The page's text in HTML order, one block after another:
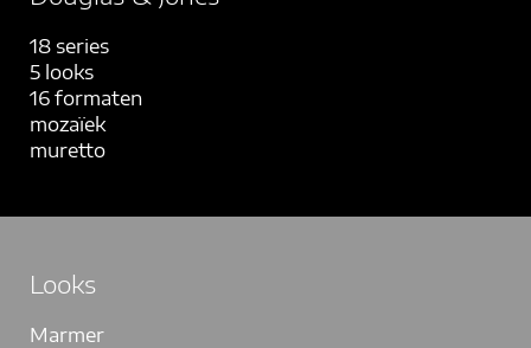
18 series
5 looks
16 formaten
mozaïek
muretto
Looks
Marmer